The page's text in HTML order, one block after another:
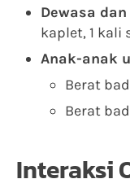
Dewasa
kaplet, 1 kali
Anak-anak
Berat
Berat
Interaksi